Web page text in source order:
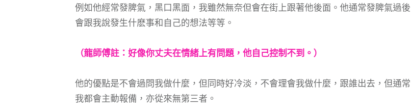
例如他經常發脾氣，黑口黑面，我雖然無奈但會在街上跟著他後面。他通常發脾氣過後
會跟我說發生什麽事和自己的想法等等。
（龍師傅註：好像你丈夫在情緒上有問題，他自己控制不到。）
他的優點是不會過問我做什麼，但同時好冷淡，不會理會我做什麼，跟誰出去，但通常
我都會主動報備，亦從來無第三者。